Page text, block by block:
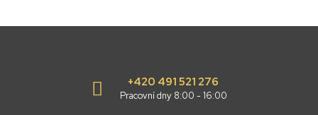
+420 491 521 276
Pracovní dny 8:00 - 16:00